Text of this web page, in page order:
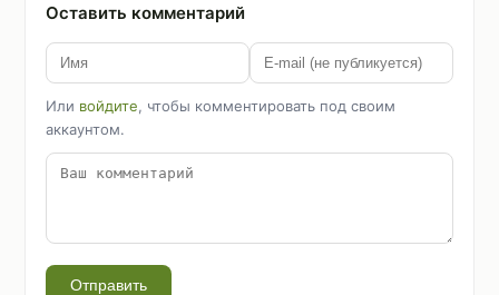
Оставить комментарий
Или войдите, чтобы комментировать под своим
аккаунтом.
Отправить